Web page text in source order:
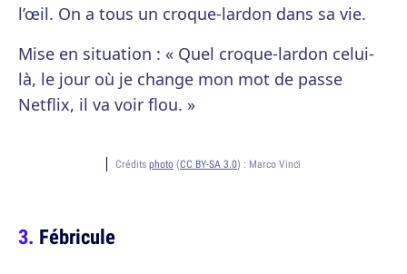
l’œil. On a tous un croque-lardon dans sa vie.
Mise en situation : « Quel croque-lardon celui-
là, le jour où je change mon mot de passe
Netflix, il va voir flou. »
Crédits photo (CC BY-SA 3.0) : Marco Vinci
Fébricule